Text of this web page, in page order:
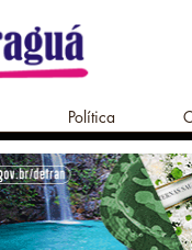
Política